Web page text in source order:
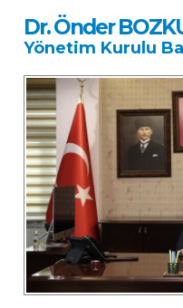
Dr. Önder
Yönetim Kurulu